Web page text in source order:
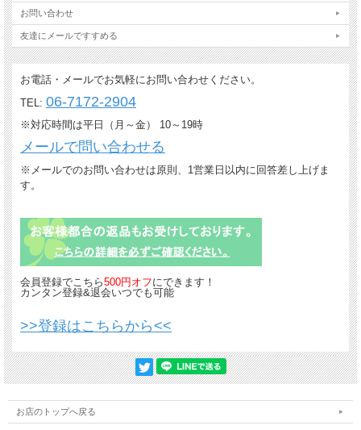
お問い合わせ
友達にメールですすめる
お電話・メールでお気軽にお問い合わせください。
TEL: 06-7172-2904
※対応時間は平日（月～金） 10～19時
メールで問い合わせる
※メールでのお問い合わせは原則、1営業日以内に回答差し上げま
す。
会員登録でこちら500円オフにできます！
カンタン登録&退会いつでも可能
>>登録はこちらから<<
お店のトップへ戻る